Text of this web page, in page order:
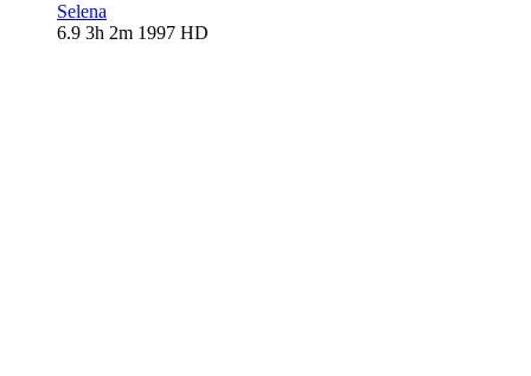
Selena
6.9 3h 2m 1997 HD